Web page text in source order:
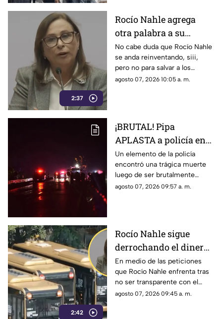
2:37
Rocío Nahle agrega
otra palabra a su
vocabulario de escape;
además del 'NO SÉ' ya
estrenó el 'CUÁLES'
No cabe duda que Rocío Nahle
se anda reinventando, siii,
pero no para salvar a los
veracruzanos, sino para seguir
agosto 07, 2026 10:05 a. m.
¡BRUTAL! Pipa
APLASTA a policía en
autopista de Veracruz;
filtran FOTO del cuerpo
Un elemento de la policía
encontró una trágica muerte
luego de ser brutalmente
atropellado por un pipa de gas
agosto 07, 2026 09:57 a. m.
2:42
Rocío Nahle sigue
derrochando el dinero
de los veracruzanos sin
dar explicaciones
En medio de las peticiones
que Rocío Nahle enfrenta tras
no ser transparente con el
recurso público, ya advirtió
agosto 07, 2026 09:45 a. m.